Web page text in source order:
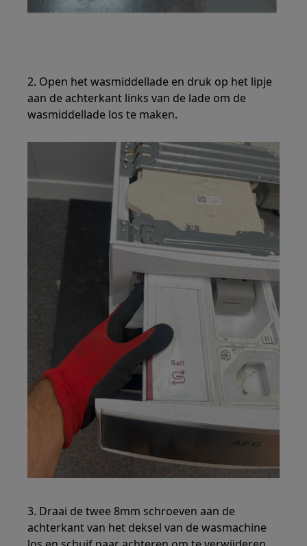
2. Open het wasmiddellade en druk op het lipje
aan de achterkant links van de lade om de
wasmiddellade los te maken.
3. Draai de twee 8mm schroeven aan de
achterkant van het deksel van de wasmachine